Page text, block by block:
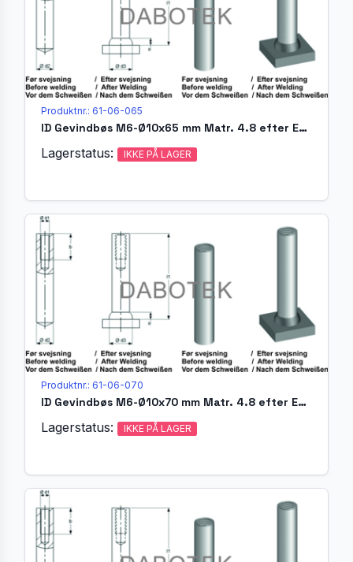
Produktnr.: 61-06-065
ID Gevindbøs M6-Ø10x65 mm Matr. 4.8 efter EN ISO 13918
Lagerstatus: IKKE PÅ LAGER
Produktnr.: 61-06-070
ID Gevindbøs M6-Ø10x70 mm Matr. 4.8 efter EN ISO 13918
Lagerstatus: IKKE PÅ LAGER